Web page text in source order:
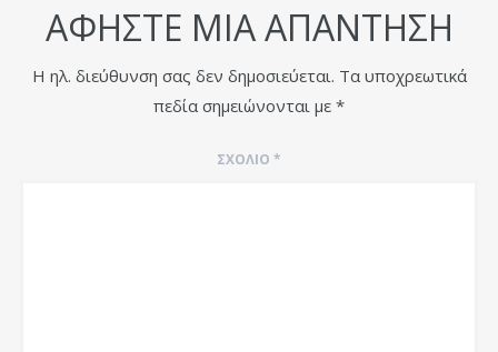
ΑΦΉΣΤΕ ΜΙΑ ΑΠΆΝΤΗΣΗ
Η ηλ. διεύθυνση σας δεν δημοσιεύεται. Τα υποχρεωτικά
πεδία σημειώνονται με *
ΣΧΌΛΙΟ *